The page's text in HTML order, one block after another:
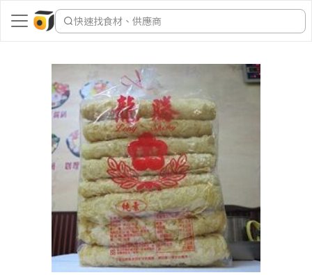
快速找食材、供應商